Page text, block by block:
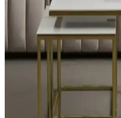
Yastık Kılıfı Seçimi
İpuçları
Yastık kılıfı, ev
olup, çeşitli modeller, desenler
Bayan Ev Terliği
Arada Sunan Trendler